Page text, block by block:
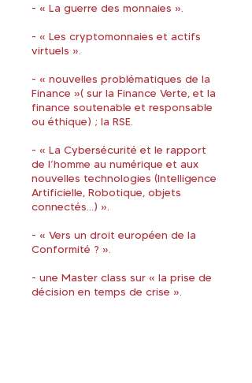
- « La guerre des monnaies ».
- « Les cryptomonnaies et actifs
virtuels ».
- « nouvelles problématiques de la
Finance »( sur la Finance Verte, et la
finance soutenable et responsable
ou éthique) ; la RSE.
- « La Cybersécurité et le rapport
de l’homme au numérique et aux
nouvelles technologies (Intelligence
Artificielle, Robotique, objets
connectés…) ».
- « Vers un droit européen de la
Conformité ? ».
- une Master class sur « la prise de
décision en temps de crise ».